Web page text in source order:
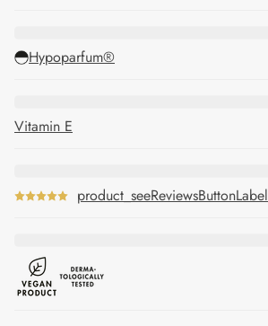
Hypoparfum®
Vitamin E
product_seeReviewsButtonLabel